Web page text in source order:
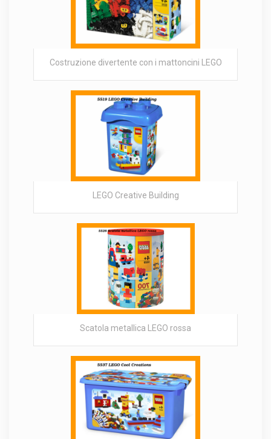
Costruzione divertente con i mattoncini LEGO
LEGO Creative Building
Scatola metallica LEGO rossa